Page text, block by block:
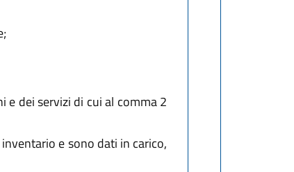
e dei servizi di cui al comma 2
e sono dati in carico,